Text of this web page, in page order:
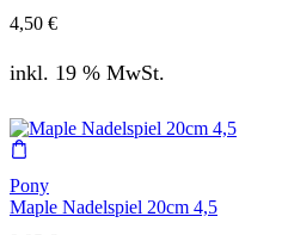
4,50 €
inkl. 19 % MwSt.
Pony
Maple Nadelspiel 20cm 4,5